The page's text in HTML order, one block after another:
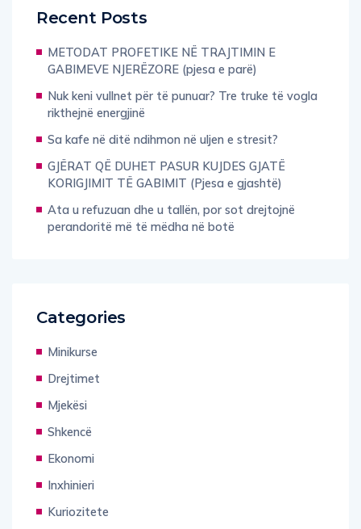
Recent Posts
METODAT PROFETIKE NË TRAJTIMIN E
GABIMEVE NJERËZORE (pjesa e parë)
Nuk keni vullnet për të punuar? Tre truke të vogla
rikthejnë energjinë
Sa kafe në ditë ndihmon në uljen e stresit?
GJËRAT QË DUHET PASUR KUJDES GJATË
KORIGJIMIT TË GABIMIT (Pjesa e gjashtë)
Ata u refuzuan dhe u tallën, por sot drejtojnë
perandoritë më të mëdha në botë
Categories
Minikurse
Drejtimet
Mjekësi
Shkencë
Ekonomi
Inxhinieri
Kuriozitete